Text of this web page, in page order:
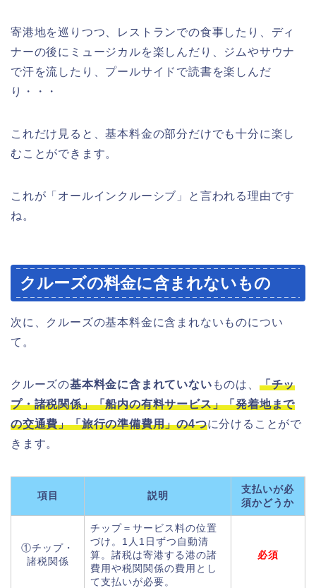
寄港地を巡りつつ、レストランでの食事したり、ディ
ナーの後にミュージカルを楽しんだり、ジムやサウナ
で汗を流したり、プールサイドで読書を楽しんだ
り・・・
これだけ見ると、基本料金の部分だけでも十分に楽し
むことができます。
これが「オールインクルーシブ」と言われる理由です
ね。
クルーズの料金に含まれないもの
次に、クルーズの基本料金に含まれないものについ
て。
クルーズの基本料金に含まれていない ものは、 「チッ
プ・諸税関係」「船内の有料サービス」「発着地まで
の交通費」「旅行の準備費用」の4つに分けることがで
きます。
項目 説明
支払いが必
須かどうか
①チップ・
諸税関係
チップ＝サービス料の位置
づけ。1人1日ずつ自動清
算。諸税は寄港する港の諸
費用や税関関係の費用とし
て支払いが必要。
必須